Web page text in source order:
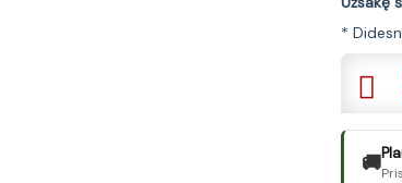
was:
122
is:
117
*
🚚